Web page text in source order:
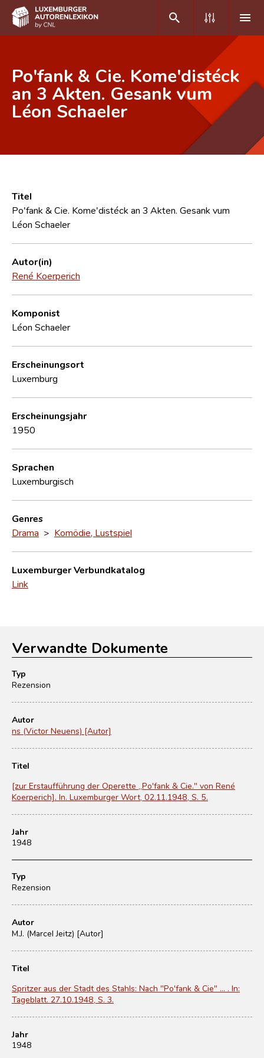
DE FR
Home
Erweiterte Suche
CNL
Forschungsgruppe
Po'fank & Cie. Kome'distéck
an 3 Akten. Gesank vum
Léon Schaeler
Titel
Po'fank & Cie. Kome'distéck an 3 Akten. Gesank vum
Léon Schaeler
Autor(in)
René Koerperich
Komponist
Léon Schaeler
Erscheinungsort
Luxemburg
Erscheinungsjahr
1950
Sprachen
Luxemburgisch
Genres
Drama > Komödie, Lustspiel
Luxemburger Verbundkatalog
Link
Verwandte Dokumente
Typ
Rezension
Autor
ns (Victor Neuens) [Autor]
Titel
[zur Erstaufführung der Operette „Po'fank & Cie." von René
Koerperich]. In. Luxemburger Wort, 02.11.1948, S. 5.
Jahr
1948
Typ
Rezension
Autor
M.J. (Marcel Jeitz) [Autor]
Titel
Spritzer aus der Stadt des Stahls: Nach "Po'fank & Cie" ... . In:
Tageblatt. 27.10.1948, S. 3.
Jahr
1948